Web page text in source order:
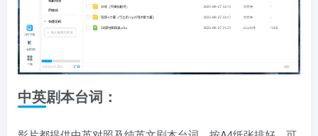
中英剧本台词：